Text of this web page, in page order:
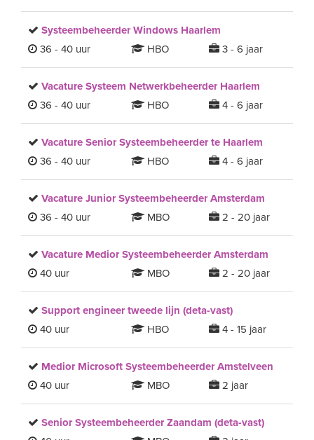
Systeembeheerder Windows Haarlem
36 - 40 uur
HBO 3 - 6 jaar
Vacature Systeem Netwerkbeheerder Haarlem
36 - 40 uur
HBO 4 - 6 jaar
Vacature Senior Systeembeheerder te Haarlem
36 - 40 uur
HBO 4 - 6 jaar
Vacature Junior Systeembeheerder Amsterdam
36 - 40 uur
MBO 2 - 20 jaar
Vacature Medior Systeembeheerder Amsterdam
40 uur
MBO 2 - 20 jaar
Support engineer tweede lijn (deta-vast)
40 uur
HBO 4 - 15 jaar
Medior Microsoft Systeembeheerder Amstelveen
40 uur
MBO 2 jaar
Senior Systeembeheerder Zaandam (deta-vast)